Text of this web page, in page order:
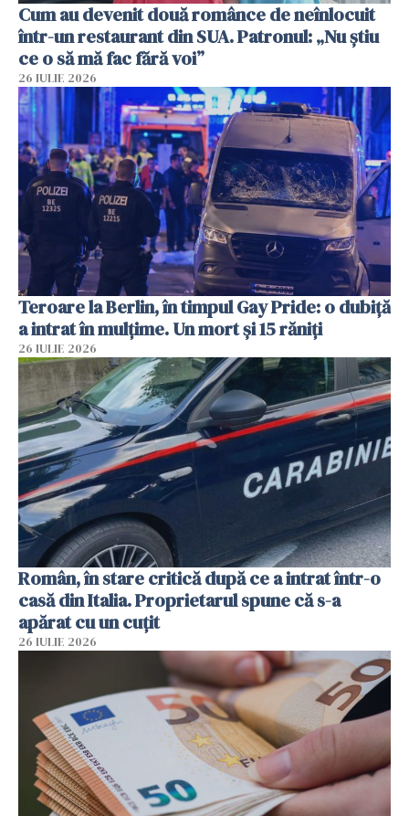
Cum au devenit două românce de neînlocuit
într-un restaurant din SUA. Patronul: „Nu știu
ce o să mă fac fără voi”
26 IULIE 2026
Teroare la Berlin, în timpul Gay Pride: o dubiță
a intrat în mulțime. Un mort și 15 răniți
26 IULIE 2026
Român, în stare critică după ce a intrat într-o
casă din Italia. Proprietarul spune că s-a
apărat cu un cuțit
26 IULIE 2026